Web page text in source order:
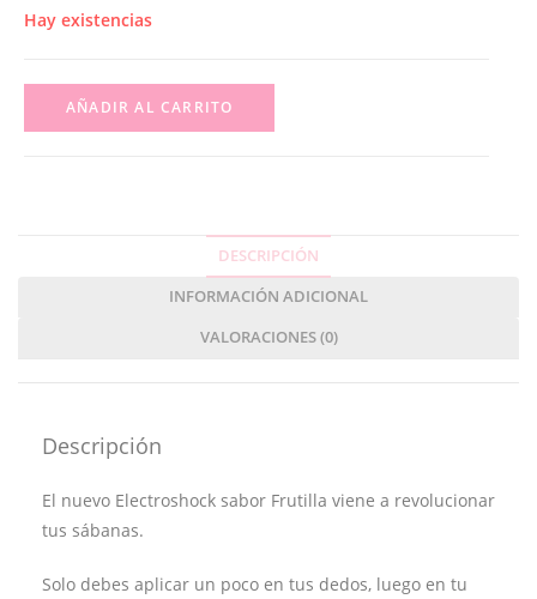
Hay existencias
AÑADIR AL CARRITO
DESCRIPCIÓN
INFORMACIÓN ADICIONAL
VALORACIONES (0)
Descripción
El nuevo Electroshock sabor Frutilla viene a revolucionar
tus sábanas.
Solo debes aplicar un poco en tus dedos, luego en tu